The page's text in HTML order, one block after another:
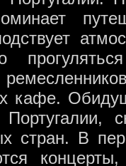
кафе.
Португалии,
стран. В